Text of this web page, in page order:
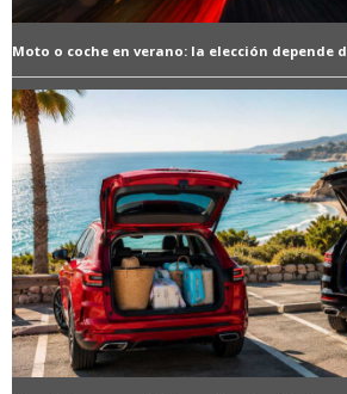
Moto o coche en verano: la elección depende